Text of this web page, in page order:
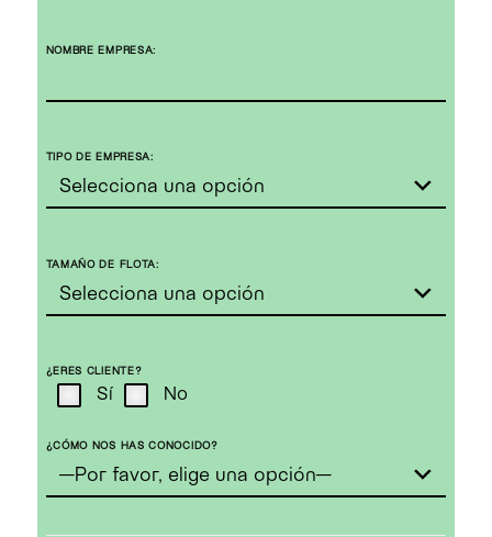
NOMBRE EMPRESA:
TIPO DE EMPRESA:
TAMAÑO DE FLOTA:
¿ERES CLIENTE?
Sí No
¿CÓMO NOS HAS CONOCIDO?